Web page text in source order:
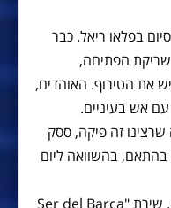
בפלאו ריאל. כבר
הפתיחה,
את הטירוף. האוהדים,
אש בעיניים.
שרצינו זה פיקה, ססק
נראה בהתאם, בהשוואה ליום
בשירת ההמנון, פשוט טירוף מוחלט. שירת "Ser del Barça